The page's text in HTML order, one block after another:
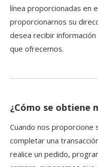
línea proporcionadas en
proporcionarnos su
desea recibir
que ofrecemos.
¿Cómo se obtiene
Cuando nos proporcione
completar una
realice un pedido,